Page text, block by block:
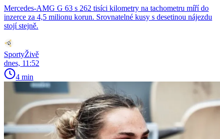
Mercedes-AMG G 63 s 262 tisíci kilometry na tachometru míří do
inzerce za 4,5 milionu korun. Srovnatelné kusy s desetinou nájezdu
stojí stejně.
SportyŽivě
dnes, 11:52
4 min